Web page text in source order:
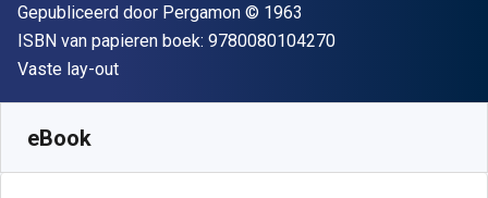
Uitgever
Gepubliceerd door Pergamon Copyright
© 1963
ISBN van papieren boek: 9780080104270"ISBN-13
Indeling
Vaste lay-out
eBook